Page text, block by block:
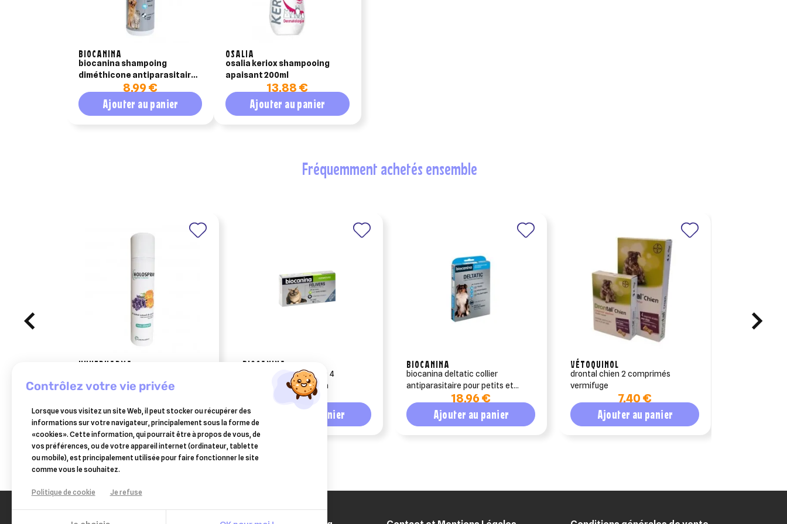
BIOCANINA
biocanina shampoing
diméthicone antiparasitaire
8,99 €
Ajouter au panier
OSALIA
osalia keriox shampooing
apaisant 200ml
13,88 €
Ajouter au panier
fréquemment achetés ensemble
HUVEPHARMA
Ajouter au panier
BIOCANINA
félivers chat – boîte de 4
comprimés - biocanina
9,40 €
Ajouter au panier
BIOCANINA
biocanina deltatic collier
antiparasitaire pour petits et
moyens chiens18,96 €
Ajouter au panier
VÉTOQUINOL
drontal chien 2 comprimés
vermifuge
7,40 €
Ajouter au panier
contrôlez votre vie privée
Lorsque vous visitez un site Web, il peut stocker ou récupérer des
informations sur votre navigateur, principalement sous la forme de
«cookies». Cette information, qui pourrait être à propos de vous, de
vos préférences, ou de votre appareil internet (ordinateur, tablette
ou mobile), est principalement utilisée pour faire fonctionner le site
comme vous le souhaitez.
Politique de cookie Je refuse